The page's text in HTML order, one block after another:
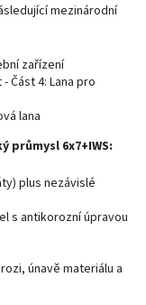
mezinárodní
zařízení
Část 4: Lana pro
lana
6x7+IWS:
plus nezávislé
s antikorozní úpravou
únavě materiálu a